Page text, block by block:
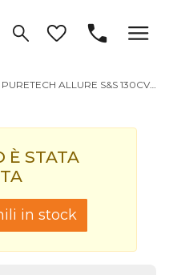
ALLURE S&S 130CV EAT8
È STATA
in stock